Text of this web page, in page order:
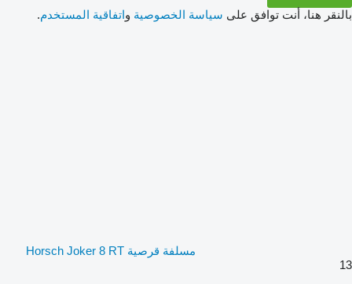
بالنقر هنا، أنت توافق على سياسة الخصوصية واتفاقية المستخدم.
مسلفة قرصية Horsch Joker 8 RT
13